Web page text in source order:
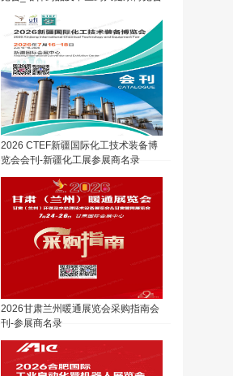
2026 CTEF新疆国际化工技术装备博
览会会刊-新疆化工展参展商名录
2026甘肃兰州暖通展览会采购指南会
刊-参展商名录